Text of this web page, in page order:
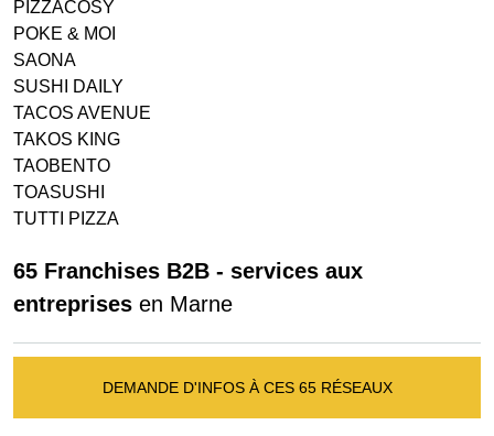
PIZZACOSY
POKE & MOI
SAONA
SUSHI DAILY
TACOS AVENUE
TAKOS KING
TAOBENTO
TOASUSHI
TUTTI PIZZA
65 Franchises B2B - services aux
entreprises en Marne
DEMANDE D'INFOS À CES 65 RÉSEAUX